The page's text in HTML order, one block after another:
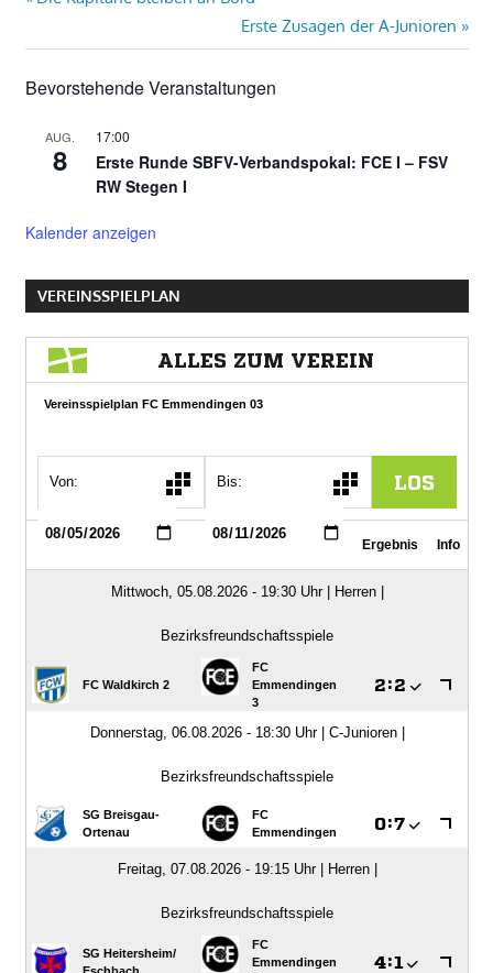
Nächster
Beitrag:
Erste Zusagen der A-Junioren
Bevorstehende Veranstaltungen
AUG.
8
17:00
Erste Runde SBFV-Verbandspokal: FCE I – FSV
RW Stegen I
Kalender anzeigen
VEREINSSPIELPLAN